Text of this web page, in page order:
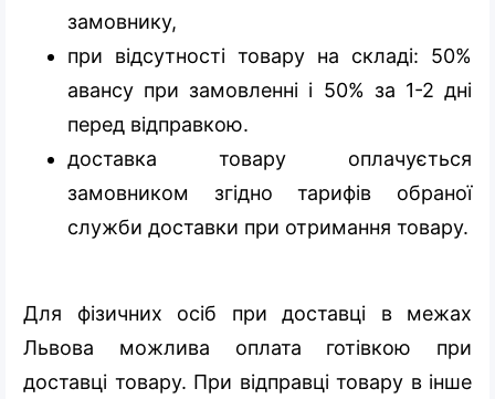
замовнику,
при відсутності товару на складі: 50%
авансу при замовленні і 50% за 1-2 дні
перед відправкою.
доставка товару оплачується
замовником згідно тарифів обраної
служби доставки при отримання товару.
Для фізичних осіб при доставці в межах
Львова можлива оплата готівкою при
доставці товару. При відправці товару в інше